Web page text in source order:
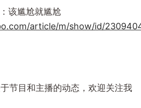
该尴尬就尴尬
article/m/show/id/
节目和主播的动态，欢迎关注我